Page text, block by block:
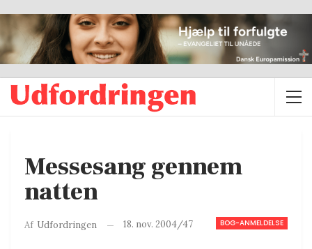
Messesang gennem
natten
BOG-ANMELDELSE
Af Udfordringen 18. nov. 2004/47